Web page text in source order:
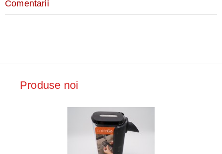
Comentarii
Produse noi